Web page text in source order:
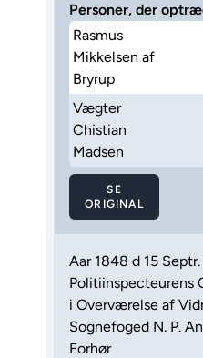
Personer, der
Rasmus
Mikkelsen af
Bryrup
Vægter
Chistian
Madsen
SE
ORIGINAL
Aar 1848 d 15
Politiinspecteurens
i Overværelse af
Sognefoged N. P.
Forhør